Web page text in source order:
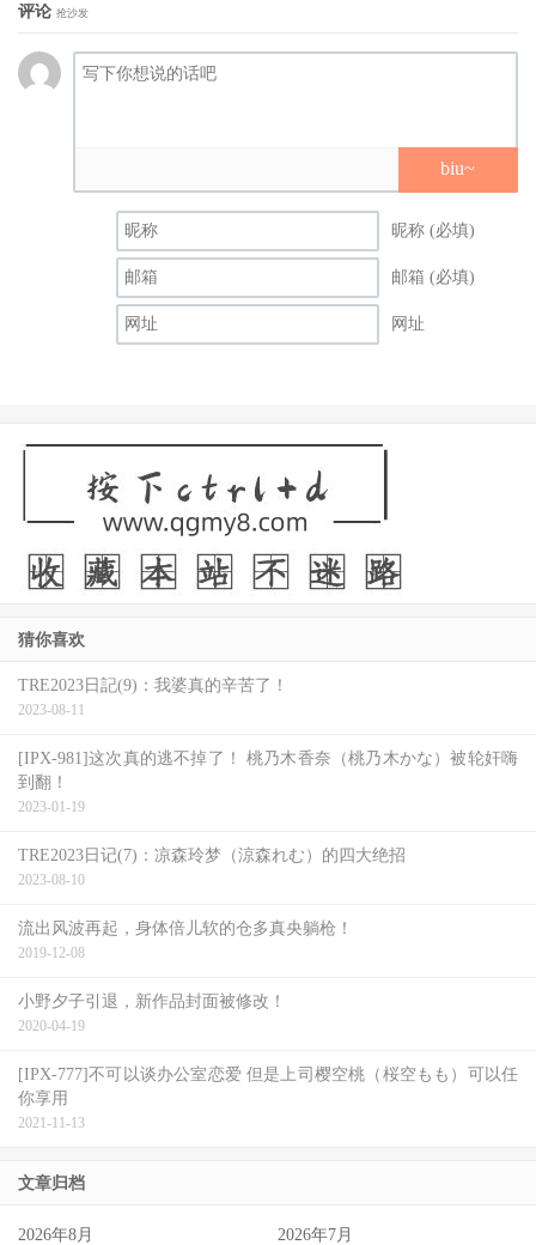
评论 抢沙发
biu~
昵称 (必填)
邮箱 (必填)
网址
猜你喜欢
TRE2023日記(9)：我婆真的辛苦了！
2023-08-11
[IPX-981]这次真的逃不掉了！ 桃乃木香奈（桃乃木かな）被轮奸嗨
到翻！
2023-01-19
TRE2023日记(7)：凉森玲梦（涼森れむ）的四大绝招
2023-08-10
流出风波再起，身体倍儿软的仓多真央躺枪！
2019-12-08
小野夕子引退，新作品封面被修改！
2020-04-19
[IPX-777]不可以谈办公室恋爱 但是上司樱空桃（桜空もも）可以任
你享用
2021-11-13
文章归档
2026年8月
2026年7月